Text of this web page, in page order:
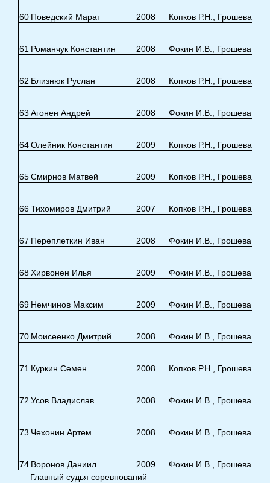
60 Поведский Марат 2008 Копков Р.Н., Грошева Е.Э.
61 Романчук Константин 2008 Фокин И.В., Грошева Е.Э.
62 Близнюк Руслан 2008 Копков Р.Н., Грошева Е.Э.
63 Агонен Андрей 2008 Фокин И.В., Грошева Е.Э.
64Олейник Константин 2009 Копков Р.Н., Грошева Е.Э.
65Смирнов Матвей 2009 Копков Р.Н., Грошева Е.Э.
66Тихомиров Дмитрий 2007 Копков Р.Н., Грошева Е.Э.
67 Переплеткин Иван 2008 Фокин И.В., Грошева Е.Э.
68Хирвонен Илья 2009 Фокин И.В., Грошева Е.Э.
69 Немчинов Максим 2009 Фокин И.В., Грошева Е.Э.
70 Моисеенко Дмитрий 2008 Фокин И.В., Грошева Е.Э.
71 Куркин Семен 2008 Копков Р.Н., Грошева Е.Э.
72 Усов Владислав 2008 Фокин И.В., Грошева Е.Э.
73 Чехонин Артем 2008 Фокин И.В., Грошева Е.Э.
74 Воронов Даниил 2009
Фокин И.В., Грошева Е.Э.
Главный судья соревнований